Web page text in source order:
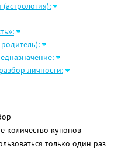
личности:
количество купонов
только один раз